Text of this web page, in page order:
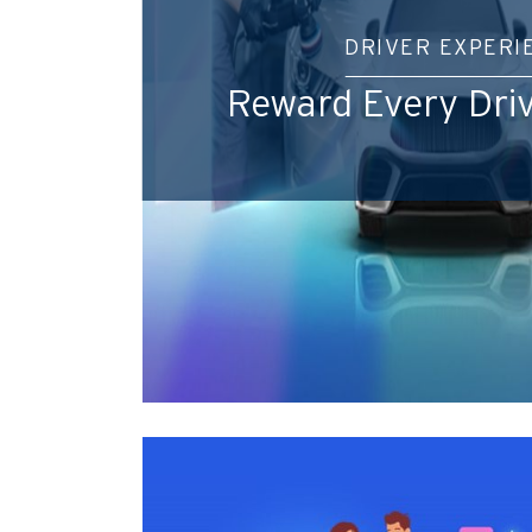
DRIVER
Reward Every
Preferowany język